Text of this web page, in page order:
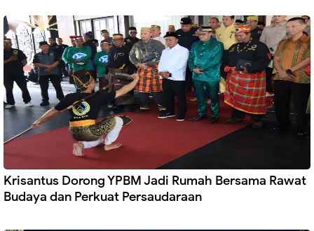
Krisantus Dorong YPBM Jadi Rumah Bersama Rawat
Budaya dan Perkuat Persaudaraan